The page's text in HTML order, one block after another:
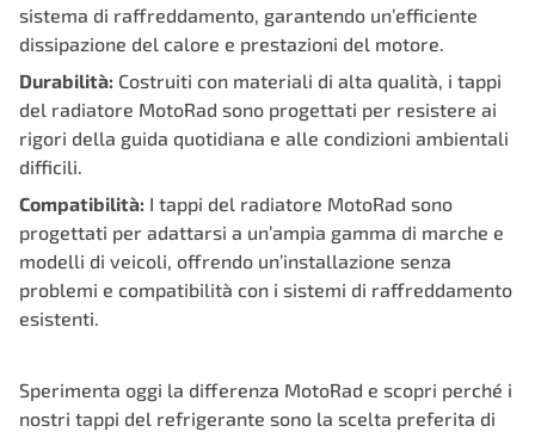
sistema di raffreddamento, garantendo un’efficiente
dissipazione del calore e prestazioni del motore.
Durabilità: Costruiti con materiali di alta qualità, i tappi
del radiatore MotoRad sono progettati per resistere ai
rigori della guida quotidiana e alle condizioni ambientali
difficili.
Compatibilità: I tappi del radiatore MotoRad sono
progettati per adattarsi a un’ampia gamma di marche e
modelli di veicoli, offrendo un’installazione senza
problemi e compatibilità con i sistemi di raffreddamento
esistenti.
Sperimenta oggi la differenza MotoRad e scopri perché i
nostri tappi del refrigerante sono la scelta preferita di